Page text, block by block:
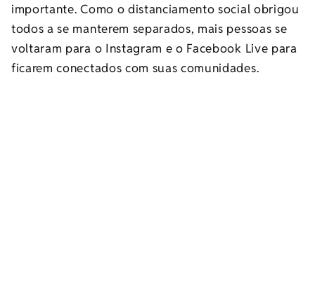
importante. Como o distanciamento social obrigou
todos a se manterem separados, mais pessoas se
voltaram para o Instagram e o Facebook Live para
ficarem conectados com suas comunidades.